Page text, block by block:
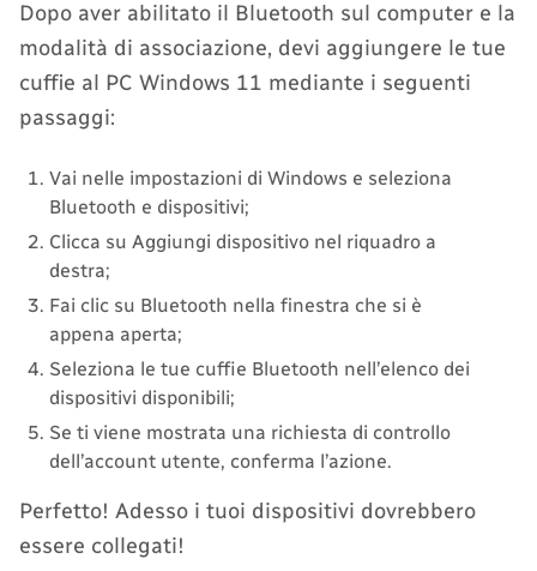
Dopo aver abilitato il Bluetooth sul computer e la
modalità di associazione, devi aggiungere le tue
cuffie al PC Windows 11 mediante i seguenti
passaggi:
Vai nelle impostazioni di Windows e seleziona
Bluetooth e dispositivi;
Clicca su Aggiungi dispositivo nel riquadro a
destra;
Fai clic su Bluetooth nella finestra che si è
appena aperta;
Seleziona le tue cuffie Bluetooth nell’elenco dei
dispositivi disponibili;
Se ti viene mostrata una richiesta di controllo
dell’account utente, conferma l’azione.
Perfetto! Adesso i tuoi dispositivi dovrebbero
essere collegati!